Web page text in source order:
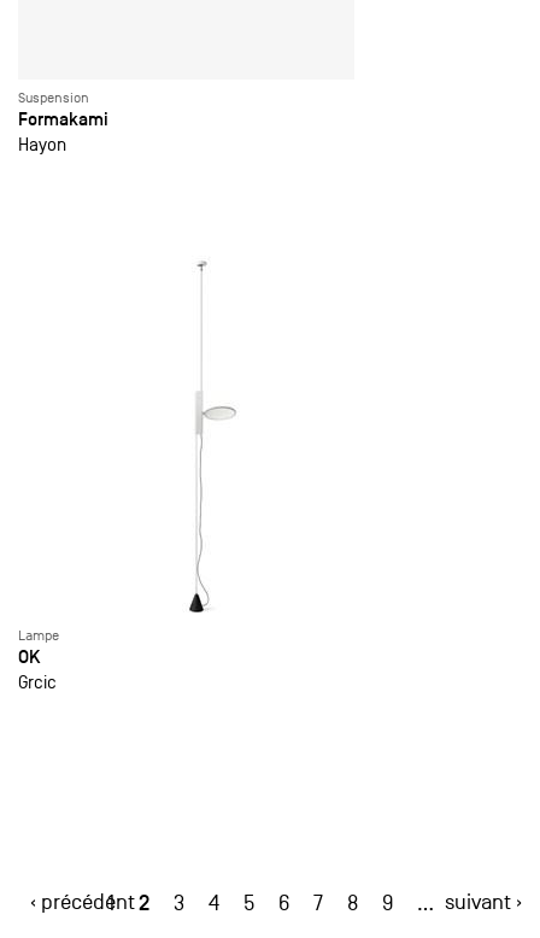
Suspension
Formakami
Hayon
Lampe
OK
Grcic
‹ précédent
1 2 3 4 5 6 7 8 9 … suivant ›